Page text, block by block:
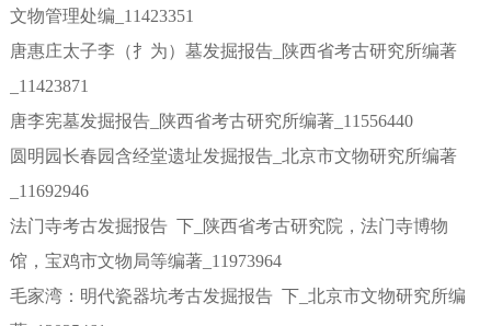
文物管理处编_11423351
唐惠庄太子李（扌为）墓发掘报告_陕西省考古研究所编著
_11423871
唐李宪墓发掘报告_陕西省考古研究所编著_11556440
圆明园长春园含经堂遗址发掘报告_北京市文物研究所编著
_11692946
法门寺考古发掘报告 下_陕西省考古研究院，法门寺博物
馆，宝鸡市文物局等编著_11973964
毛家湾：明代瓷器坑考古发掘报告 下_北京市文物研究所编